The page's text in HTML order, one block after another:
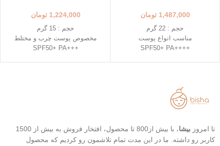
1,487,000 تومان
حجم : 22 گرم
مناسب انواع پوست
++++SPF50+ PA
تاریخ انقضاء : 2026/03/04
1,224,000 تومان
حجم : 15 گرم
مخصوص پوست چرب و مختلط
+++SPF50+ PA
تا امروز بیشا
، با بیش از800 تا محصول، افتخار فروش به بیش از 1500
کاربر رو داشته. ما در این مدت تمام تلاشمون رو کردیم که محصول